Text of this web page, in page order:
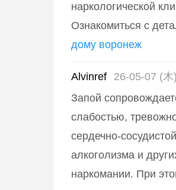
наркологической
Ознакомиться с
дому воронеж
Alvinref
26-05-07 (木
Запой
слабостью,
сердечно-
алкоголизма и
наркомании. При